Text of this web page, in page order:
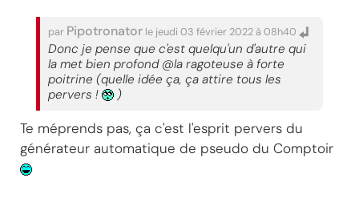
par Pipotronator le jeudi 03 février 2022 à 08h40
Donc je pense que c'est quelqu'un d'autre qui
la met bien profond @la ragoteuse à forte
poitrine (quelle idée ça, ça attire tous les
pervers !
)
Te méprends pas, ça c'est l'esprit pervers du
générateur automatique de pseudo du Comptoir